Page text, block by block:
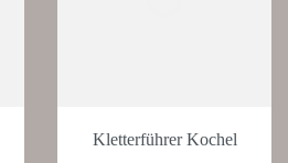
Kletterführer Kochel